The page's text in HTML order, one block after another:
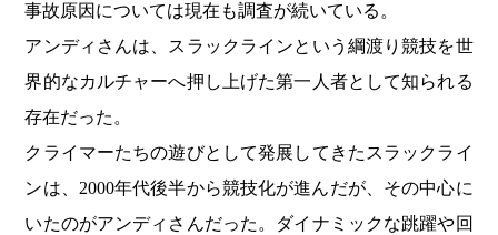
事故原因については現在も調査が続いている。
アンディさんは、スラックラインという綱渡り競技を世
界的なカルチャーへ押し上げた第一人者として知られる
存在だった。
クライマーたちの遊びとして発展してきたスラックライ
ンは、2000年代後半から競技化が進んだが、その中心に
いたのがアンディさんだった。ダイナミックな跳躍や回